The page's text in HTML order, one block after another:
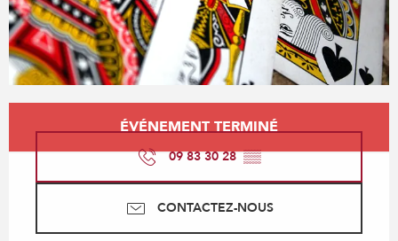
Ouverture et coordonnées
ÉVÉNEMENT TERMINÉ
09 83 30 28▒▒
CONTACTEZ-NOUS